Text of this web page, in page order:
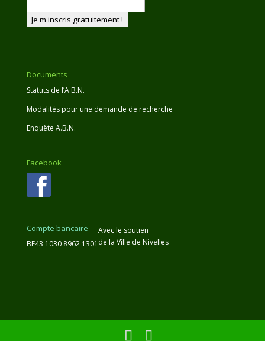
Documents
Statuts de l’A.B.N.
Modalités pour une demande de recherche
Enquête A.B.N.
Facebook
Compte bancaire
BE43 1030 8962 1301
Avec le soutien
de la Ville de Nivelles